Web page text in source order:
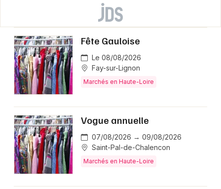
Fête Gauloise
Le 08/08/2026
Fay-sur-Lignon
Marchés en Haute-Loire
Vogue annuelle
07/08/2026 → 09/08/2026
Saint-Pal-de-Chalencon
Marchés en Haute-Loire